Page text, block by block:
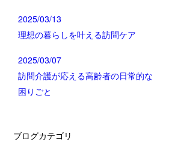
2025/03/13
理想の暮らしを叶える訪問ケア
2025/03/07
訪問介護が応える高齢者の日常的な
困りごと
ブログカテゴリ